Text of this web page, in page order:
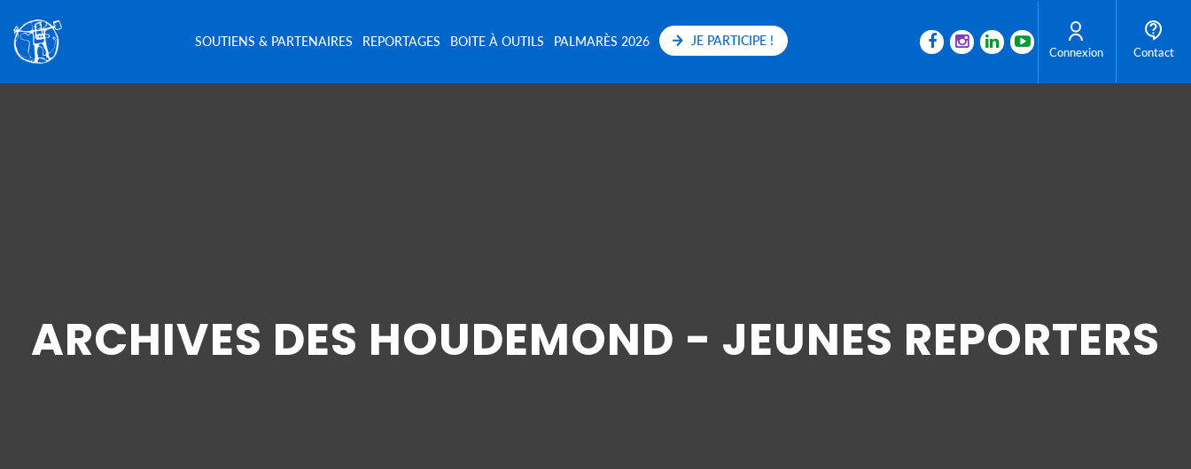
SOUTIENS & PARTENAIRES REPORTAGES BOITE À OUTILS PALMARÈS 2026 JE PARTICIPE !
Connexion Contact
ARCHIVES DES HOUDEMOND - JEUNES REPORTERS